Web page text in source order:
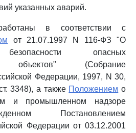
указанных аварий.
в соответствии с
от 21.07.1997 N 116-ФЗ "О
опасных
объектов" (Собрание
Федерации, 1997, N 30,
3348), а также Положением о
и промышленном надзоре
Постановлением
Федерации от 03.12.2001